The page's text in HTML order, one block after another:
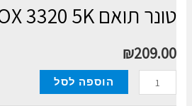
טונר תואם XEROX 3320 5K שחור
₪209.00
כמות
של
הוספה לסל